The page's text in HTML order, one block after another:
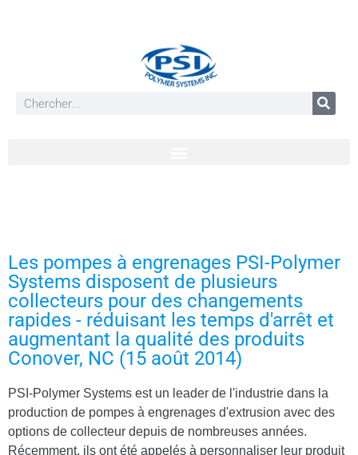
Les pompes à engrenages PSI-Polymer
Systems disposent de plusieurs
collecteurs pour des changements
rapides - réduisant les temps d'arrêt et
augmentant la qualité des produits
Conover, NC (15 août 2014)
PSI-Polymer Systems est un leader de l'industrie dans la
production de pompes à engrenages d'extrusion avec des
options de collecteur depuis de nombreuses années.
Récemment, ils ont été appelés à personnaliser leur produit